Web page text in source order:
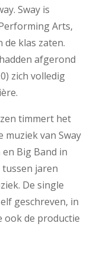
Sway is
Arts,
klas zaten.
afgerond
zich volledig
timmert het
muziek van Sway
Big Band in
jaren
De single
geschreven, in
ook de productie